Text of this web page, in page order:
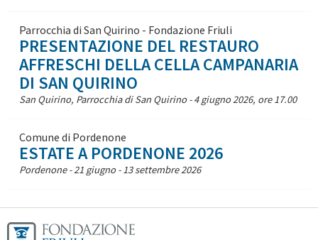
Parrocchia di San Quirino - Fondazione Friuli
PRESENTAZIONE DEL RESTAURO
AFFRESCHI DELLA CELLA CAMPANARIA
DI SAN QUIRINO
San Quirino, Parrocchia di San Quirino - 4 giugno 2026, ore 17.00
Comune di Pordenone
ESTATE A PORDENONE 2026
Pordenone - 21 giugno - 13 settembre 2026